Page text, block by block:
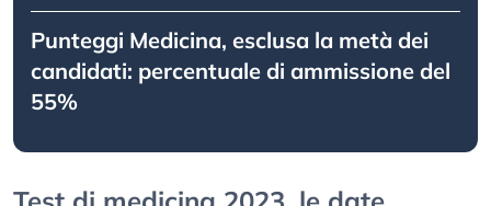
Punteggi Medicina, esclusa la metà dei
candidati: percentuale di ammissione del
55%